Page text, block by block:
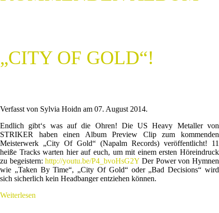
„CITY OF GOLD“!
Verfasst von Sylvia Hoidn am 07. August 2014.
Endlich gibt‘s was auf die Ohren! Die US Heavy Metaller von
STRIKER haben einen Album Preview Clip zum kommenden
Meisterwerk „City Of Gold“ (Napalm Records) veröffentlicht! 11
heiße Tracks warten hier auf euch, um mit einem ersten Höreindruck
zu begeistern:http://youtu.be/P4_bvoHsG2Y Der Power von Hymnen
wie „Taken By Time“, „City Of Gold“ oder „Bad Decisions“ wird
sich sicherlich kein Headbanger entziehen können.
Weiterlesen